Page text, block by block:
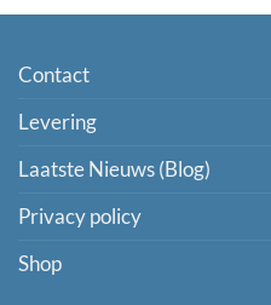
Contact
Levering
Laatste Nieuws (Blog)
Privacy policy
Shop